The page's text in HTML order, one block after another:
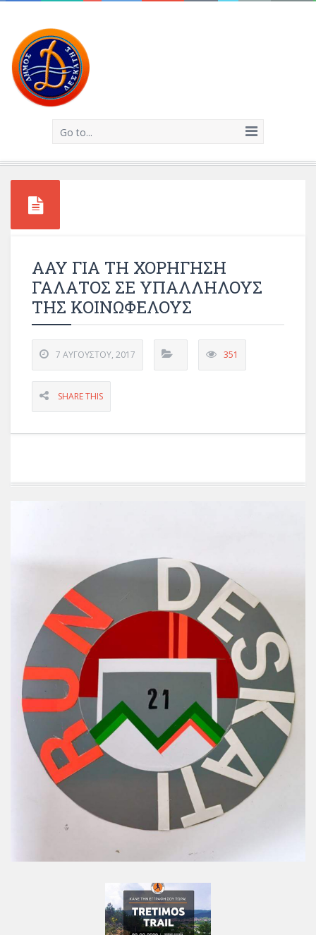
Go to...
ΑΑΥ ΓΙΑ ΤΗ ΧΟΡΗΓΗΣΗ
ΓΑΛΑΤΟΣ ΣΕ ΥΠΑΛΛΗΛΟΥΣ
ΤΗΣ ΚΟΙΝΩΦΕΛΟΥΣ
7 ΑΥΓΟΎΣΤΟΥ, 2017 351
SHARE THIS